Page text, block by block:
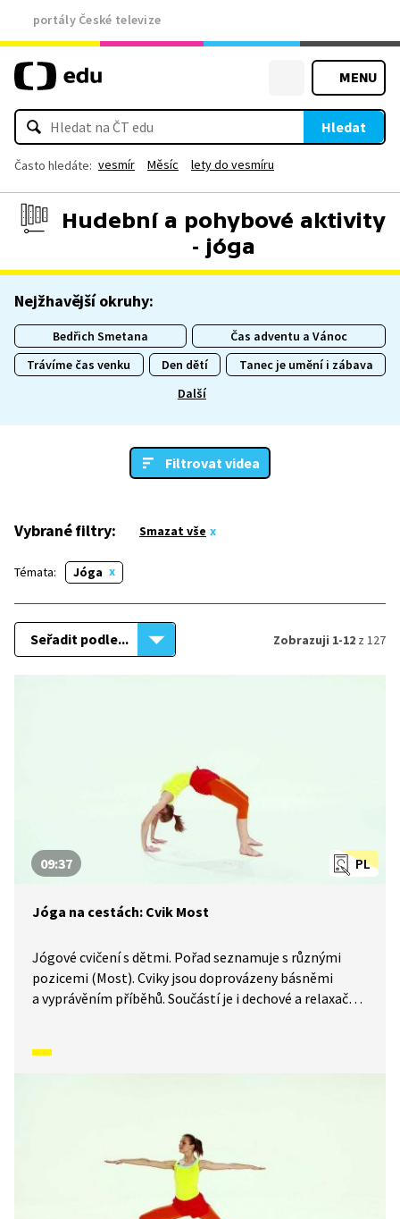
portály České televize
MENU
Hledat
Často hledáte: vesmír Měsíc lety do vesmíru
Hudební a pohybové aktivity
- jóga
Nejžhavější okruhy:
Bedřich Smetana
Čas adventu a Vánoc
Trávíme čas venku
Den dětí
Tanec je umění i zábava
Další
Filtrovat videa
Vybrané filtry: Smazat vše
Témata: Jóga
Seřadit podle... Zobrazuji 1-12 z 127
PL
09:37
Jóga na cestách: Cvik Most
Jógové cvičení s dětmi. Pořad seznamuje s různými
pozicemi (Most). Cviky jsou doprovázeny básněmi
a vyprávěním příběhů. Součástí je i dechové a relaxační